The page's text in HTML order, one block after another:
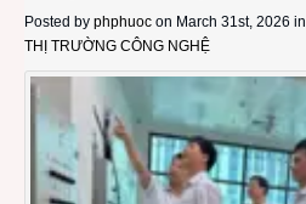
Posted by phphuoc on March 31st, 2026 in
THỊ TRƯỜNG CÔNG NGHỆ